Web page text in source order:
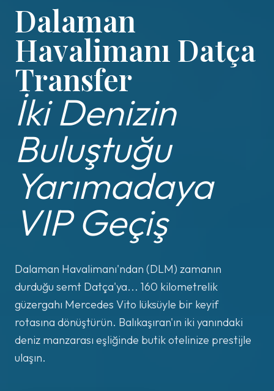
Dalaman
Havalimanı Datça
Transfer
İki Denizin
Buluştuğu
Yarımadaya
VIP Geçiş
Dalaman Havalimanı'ndan (DLM) zamanın
durduğu semt Datça'ya... 160 kilometrelik
güzergahı Mercedes Vito lüksüyle bir keyif
rotasına dönüştürün. Balıkaşıran'ın iki yanındaki
deniz manzarası eşliğinde butik otelinize prestijle
ulaşın.